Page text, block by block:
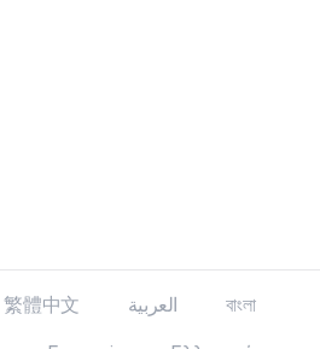
繁體中文 العربية
বাংলা